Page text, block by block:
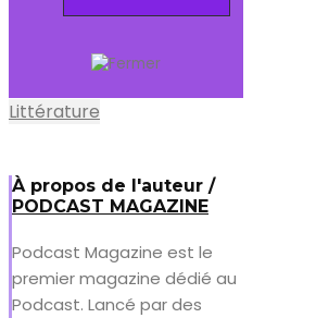
Littérature
À propos de l'auteur /
PODCAST MAGAZINE
Podcast Magazine est le
premier magazine dédié au
Podcast. Lancé par des